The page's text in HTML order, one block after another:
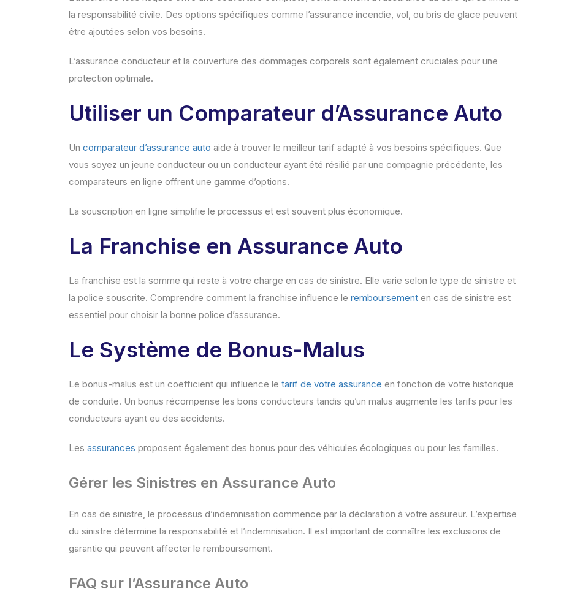
la responsabilité civile. Des options spécifiques comme l’assurance incendie, vol, ou bris de glace peuvent
être ajoutées selon vos besoins.
L’assurance conducteur et la couverture des dommages corporels sont également cruciales pour une
protection optimale.
Utiliser un Comparateur d’Assurance Auto
Un comparateur d’assurance auto aide à trouver le meilleur tarif adapté à vos besoins spécifiques. Que
vous soyez un jeune conducteur ou un conducteur ayant été résilié par une compagnie précédente, les
comparateurs en ligne offrent une gamme d’options.
La souscription en ligne simplifie le processus et est souvent plus économique.
La Franchise en Assurance Auto
La franchise est la somme qui reste à votre charge en cas de sinistre. Elle varie selon le type de sinistre et
la police souscrite. Comprendre comment la franchise influence le remboursement en cas de sinistre est
essentiel pour choisir la bonne police d’assurance.
Le Système de Bonus-Malus
Le bonus-malus est un coefficient qui influence le tarif de votre assurance en fonction de votre historique
de conduite. Un bonus récompense les bons conducteurs tandis qu’un malus augmente les tarifs pour les
conducteurs ayant eu des accidents.
Les assurances proposent également des bonus pour des véhicules écologiques ou pour les familles.
Gérer les Sinistres en Assurance Auto
En cas de sinistre, le processus d’indemnisation commence par la déclaration à votre assureur. L’expertise
du sinistre détermine la responsabilité et l’indemnisation. Il est important de connaître les exclusions de
garantie qui peuvent affecter le remboursement.
FAQ sur l’Assurance Auto